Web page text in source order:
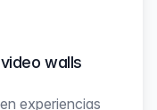
walls
experiencias